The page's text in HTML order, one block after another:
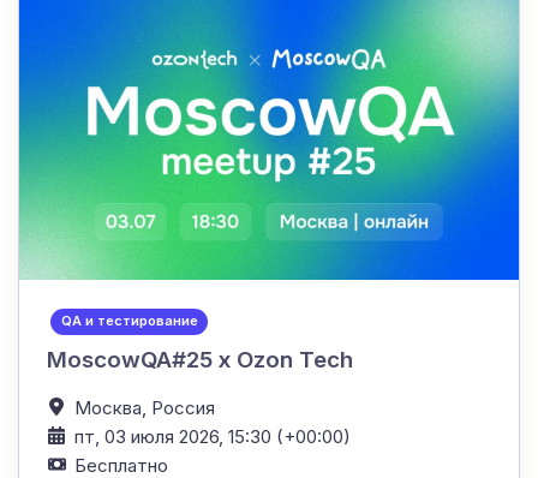
QA и тестирование
MoscowQA#25 x Ozon Tech
Москва, Россия
пт, 03 июля 2026, 15:30 (+00:00)
Бесплатно